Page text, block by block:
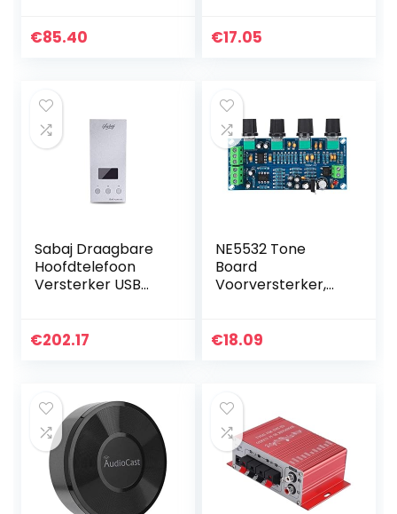
€85.40
decodering DAC
€17.05
Sabaj Draagbare
Hoofdtelefoon
Versterker USB
OLED Scherm
€202.17
NE5532 Tone
Board
Voorversterker,
Tone Board
€18.09